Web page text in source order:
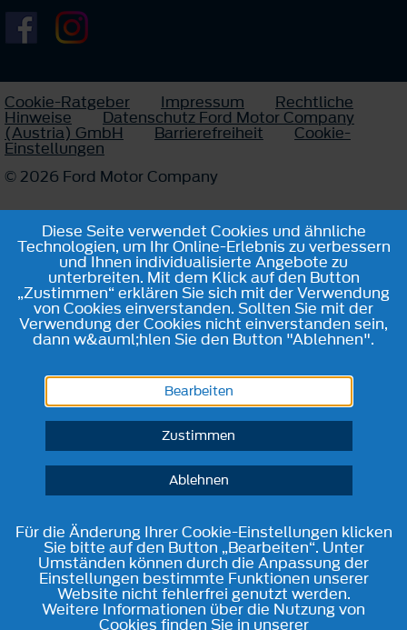
Cookie-Ratgeber Impressum Rechtliche
Hinweise Datenschutz Ford Motor Company
(Austria) GmbH Barrierefreiheit Cookie-
Einstellungen
© 2026 Ford Motor Company
Diese Seite verwendet Cookies und ähnliche
Technologien, um Ihr Online-Erlebnis zu verbessern
und Ihnen individualisierte Angebote zu
unterbreiten. Mit dem Klick auf den Button
„Zustimmen“ erklären Sie sich mit der Verwendung
von Cookies einverstanden. Sollten Sie mit der
Verwendung der Cookies nicht einverstanden sein,
dann w&auml;hlen Sie den Button "Ablehnen".
Bearbeiten
Zustimmen
Ablehnen
Für die Änderung Ihrer Cookie-Einstellungen klicken
Sie bitte auf den Button „Bearbeiten“. Unter
Umständen können durch die Anpassung der
Einstellungen bestimmte Funktionen unserer
Website nicht fehlerfrei genutzt werden.
Weitere Informationen über die Nutzung von
Cookies finden Sie in unserer